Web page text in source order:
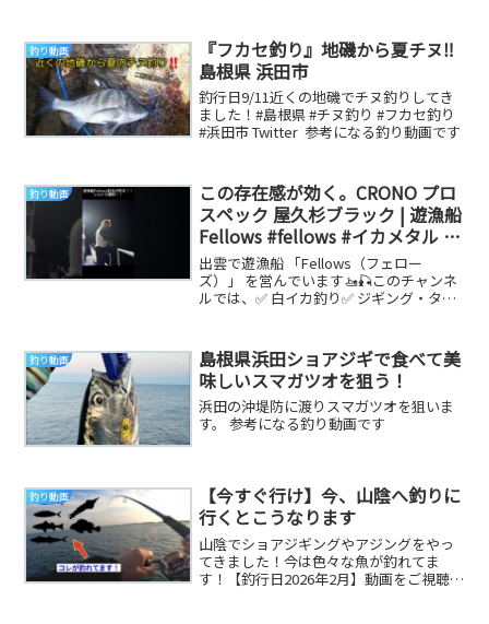
釣り動画
『フカセ釣り』地磯から夏チヌ‼️
島根県 浜田市
釣行日9/11近くの地磯でチヌ釣りしてき
ました！#島根県 #チヌ釣り #フカセ釣り
#浜田市 Twitter 参考になる釣り動画です
釣り動画
この存在感が効く。CRONO プロ
スペック 屋久杉ブラック | 遊漁船
Fellows #fellows #イカメタル #
釣り #fishing #出雲遊漁船 #島根
県 #海釣り #ジギング
出雲で遊漁船 「Fellows（フェロー
ズ）」 を営んでいます🚤🎣このチャンネ
ルでは、✅ 白イカ釣り✅ ジギング・タイ
釣り動画
島根県浜田ショアジギで食べて美
味しいスマガツオを狙う！
浜田の沖堤防に渡りスマガツオを狙いま
す。 参考になる釣り動画です
釣り動画
【今すぐ行け】今、山陰へ釣りに
行くとこうなります
山陰でショアジギングやアジングをやっ
てきました！今は色々な魚が釣れてま
す！【釣行日2026年2月】動画をご視聴い